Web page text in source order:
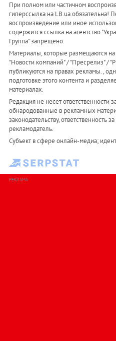
При полном или частичном
гиперссылка на LB.ua обязательна!
воспроизведение или иное
содержится ссылка на агентство
Группа" запрещено.
Материалы, которые размещаются на
"Новости компаний" / "Пресрелиз" /
публикуются на правах рекламы. ,
подготовке этого контента и
материалах.
Редакция не несет
обнародованные в рекламных
законодательству, ответственность
рекламодатель.
Субъект в сфере онлайн-медиа;
РЕКЛАМА